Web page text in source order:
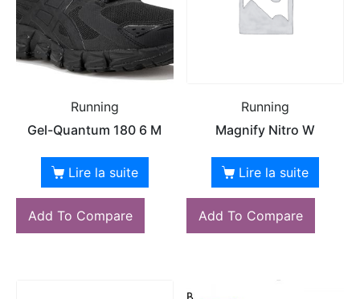
Running
Gel-Quantum 180 6 M
Lire la suite
Add To Compare
Running
Magnify Nitro W
Lire la suite
Add To Compare